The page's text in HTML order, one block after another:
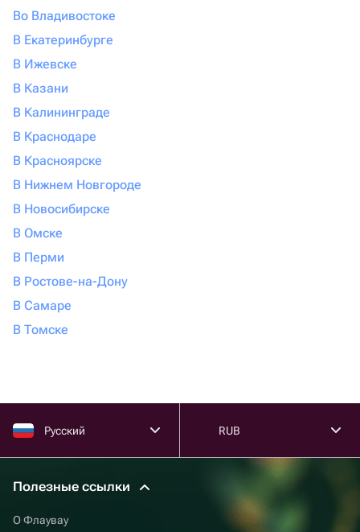
Во Владивостоке
В Екатеринбурге
В Ижевске
В Казани
В Калининграде
В Краснодаре
В Красноярске
В Нижнем Новгороде
В Новосибирске
В Омске
В Перми
В Ростове-на-Дону
В Самаре
В Томске
Русский RUB
Полезные ссылки
О Флаувау